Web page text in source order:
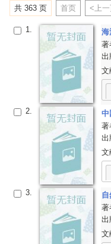
共 363 页 首页 <上
1.
海
著
文
2.
中
文
3.
自
文